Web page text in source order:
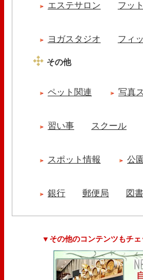
エステサロン フッ
ヨガスタジオ フィ
その他
ペット関連 写真
習い事 スクール
スポット情報 公
銀行 郵便局 図
▼その他のコンテンツもチェ